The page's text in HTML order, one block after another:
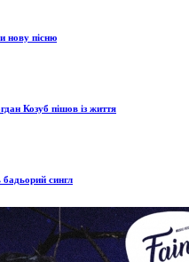
нову пісню
Козуб пішов із життя
сингл